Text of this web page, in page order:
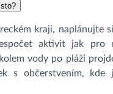
kraji, naplánujte
aktivit jak pro
vody po pláži
s občerstvením,